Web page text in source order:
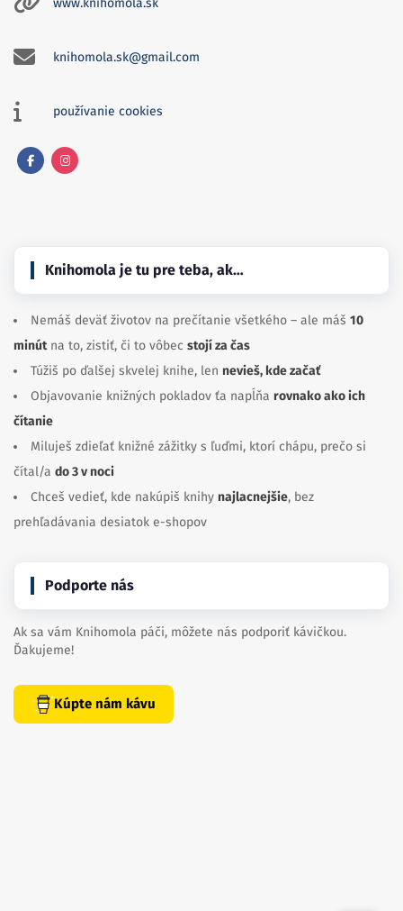
www.knihomola.sk
knihomola.sk@gmail.com
používanie cookies
Knihomola je tu pre teba, ak…
Nemáš deväť životov na prečítanie všetkého – ale máš 10
minútna to, zistiť, či to vôbec stojí za čas
Túžiš po ďalšej skvelej knihe, len nevieš, kde začať
Objavovanie knižných pokladov ťa napĺňa rovnako ako ich
čítanie
Miluješ zdieľať knižné zážitky s ľuďmi, ktorí chápu, prečo si
čítal/a do 3 v noci
Chceš vedieť, kde nakúpiš knihy najlacnejšie, bez
prehľadávania desiatok e-shopov
Podporte nás
Ak sa vám Knihomola páči, môžete nás podporiť kávičkou.
Ďakujeme!
Kúpte nám kávu